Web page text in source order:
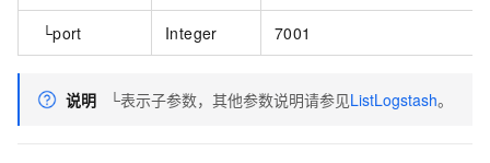
└port Integer 7001
说明 └表示子参数，其他参数说明请参见ListLogstash。